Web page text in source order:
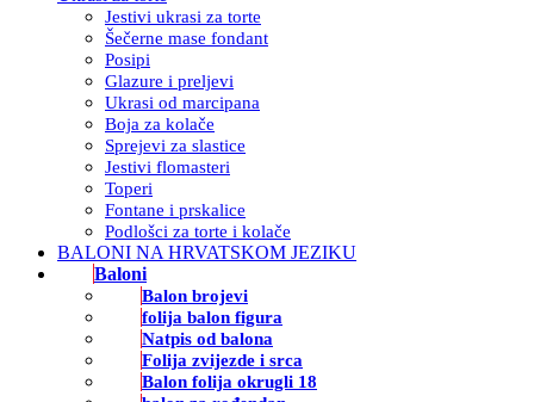
Jestivi ukrasi za torte
Šečerne mase fondant
Posipi
Glazure i preljevi
Ukrasi od marcipana
Boja za kolače
Sprejevi za slastice
Jestivi flomasteri
Toperi
Fontane i prskalice
Podlošci za torte i kolače
BALONI NA HRVATSKOM JEZIKU
Baloni
Balon brojevi
folija balon figura
Natpis od balona
Folija zvijezde i srca
Balon folija okrugli 18